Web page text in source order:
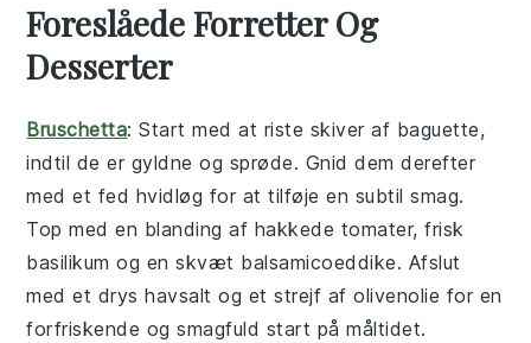
Foreslåede Forretter Og
Desserter
Bruschetta: Start med at riste skiver af baguette,
indtil de er gyldne og sprøde. Gnid dem derefter
med et fed hvidløg for at tilføje en subtil smag.
Top med en blanding af hakkede tomater, frisk
basilikum og en skvæt balsamicoeddike. Afslut
med et dryshavsalt og et strejf afolivenolie for en
forfriskende og smagfuld start på måltidet.